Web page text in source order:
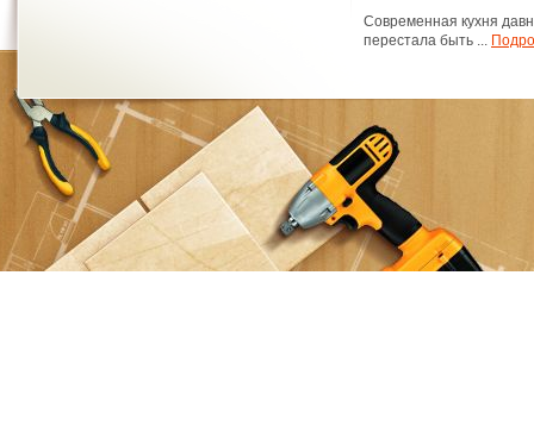
Современная кухня
перестала быть ...